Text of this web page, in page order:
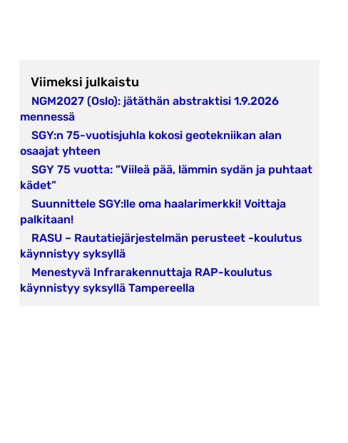
Viimeksi julkaistu
NGM2027 (Oslo): jätäthän abstraktisi 1.9.2026
mennessä
SGY:n 75-vuotisjuhla kokosi geotekniikan alan
osaajat yhteen
SGY 75 vuotta: ”Viileä pää, lämmin sydän ja puhtaat
kädet”
Suunnittele SGY:lle oma haalarimerkki! Voittaja
palkitaan!
RASU – Rautatiejärjestelmän perusteet -koulutus
käynnistyy syksyllä
Menestyvä Infrarakennuttaja RAP-koulutus
käynnistyy syksyllä Tampereella